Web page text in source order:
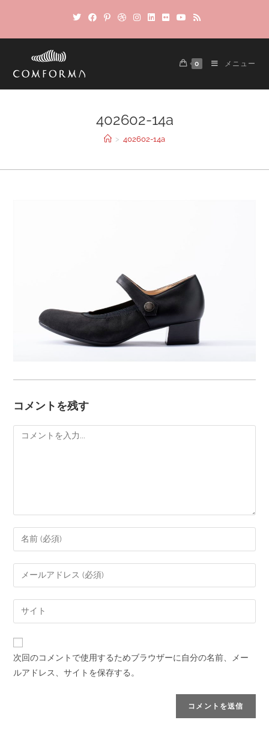
0 メニュー
402602-14a
> 402602-14a
コメントを残す
次回のコメントで使用するためブラウザーに自分の名前、メー
ルアドレス、サイトを保存する。